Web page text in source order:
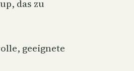
das zu
geeignete